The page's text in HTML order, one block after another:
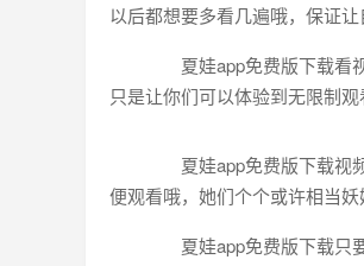
以后都想要多看几遍哦，保证让
夏娃app免费版下载看视
只是让你们可以体验到无限制观
夏娃app免费版下载视频
便观看哦，她们个个或许相当妖
夏娃app免费版下载只要